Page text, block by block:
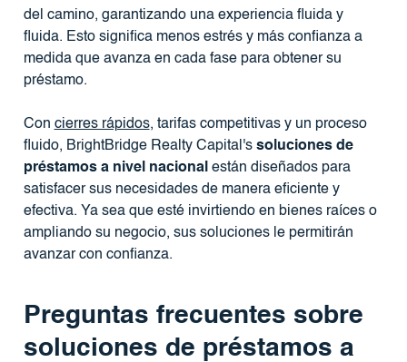
del camino, garantizando una experiencia fluida y
fluida. Esto significa menos estrés y más confianza a
medida que avanza en cada fase para obtener su
préstamo.
Con cierres rápidos, tarifas competitivas y un proceso
fluido, BrightBridge Realty Capital's soluciones de
préstamos a nivel nacionalestán diseñados para
satisfacer sus necesidades de manera eficiente y
efectiva. Ya sea que esté invirtiendo en bienes raíces o
ampliando su negocio, sus soluciones le permitirán
avanzar con confianza.
Preguntas frecuentes sobre
soluciones de préstamos a